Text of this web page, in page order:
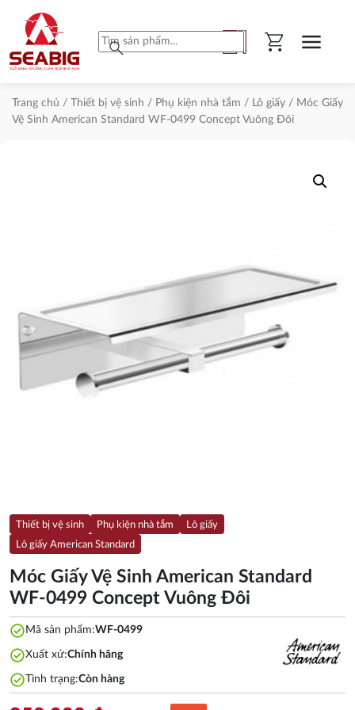
search shopping_cart menu
Trang chủ / Thiết bị vệ sinh / Phụ kiện nhà tắm / Lô giấy / Móc Giấy
Vệ Sinh American Standard WF-0499 Concept Vuông Đôi
Thiết bị vệ sinh Phụ kiện nhà tắm
Lô giấy
Lô giấy American Standard
Móc Giấy Vệ Sinh American Standard
WF-0499 Concept Vuông Đôi
check_circle Mã sản phẩm:WF-0499
check_circleXuất xứ:Chính hãng
check_circleTình trạng:Còn hàng